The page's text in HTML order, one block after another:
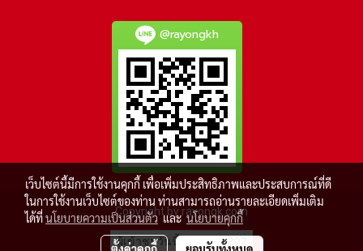
@rayongkh
Copyright by rayongk.com
ผู้เข้าชมวันนี้ 202
เว็บไซต์นี้มีการใช้งานคุกกี้ เพื่อเพิ่มประสิทธิภาพและประสบการณ์ที่ดี
ในการใช้งานเว็บไซต์ของท่าน ท่านสามารถอ่านรายละเอียดเพิ่มเติม
ได้ที่นโยบายความเป็นส่วนตัวและ นโยบายคุกกี้